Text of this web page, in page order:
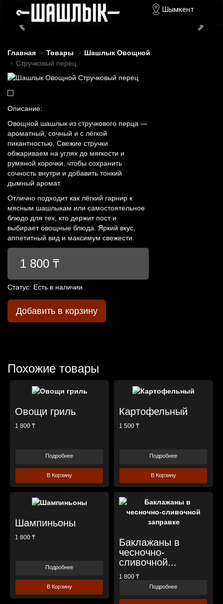
Шымкент
Главная Товары
Шашлык Овощной
Стручковый перец
Описание:
Овощной шашлык из стручкового перца —
ароматный, сочный и с лёгкой
пикантностью. Свежие стручки
обжариваем на углях до мягкости и
румяной корочки, чтобы сохранить
сочность внутри и добавить тонкий
дымный аромат.
Отлично подходит как лёгкий гарнир к
мясным шашлыкам или самостоятельное
блюдо для тех, кто держит пост и
выбирает овощные блюда. Яркий вкус,
аппетитный вид и максимум свежести.
1 800 ₸
Статус: Есть в наличии
Добавить в корзину
Похожие товары
Овощи гриль
1 800 ₸
Подробнее
В Корзину
Картофельный
1 500 ₸
Подробнее
В Корзину
Шампиньоны
1 800 ₸
Подробнее
В Корзину
Баклажаны в
чесночно-
сливочной...
1 800 ₸
Подробнее